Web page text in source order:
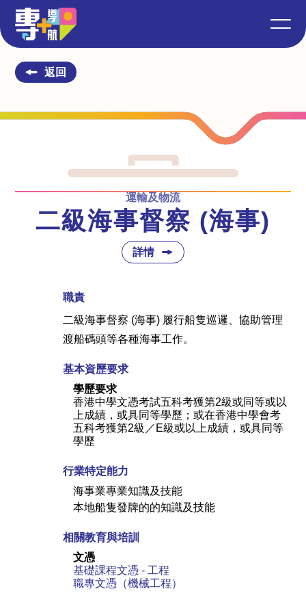
返回
運輸及物流
二級海事督察 (海事)
詳情
職責
二級海事督察 (海事) 履行船隻巡邏、協助管理
渡船碼頭等各種海事工作。
基本資歷要求
學歷要求
香港中學文憑考試五科考獲第2級或同等或以
上成績，或具同等學歷；或在香港中學會考
五科考獲第2級／E級或以上成績，或具同等
學歷
行業特定能力
海事業專業知識及技能
本地船隻發牌的的知識及技能
相關教育與培訓
文憑
基礎課程文憑 - 工程
職專文憑（機械工程）